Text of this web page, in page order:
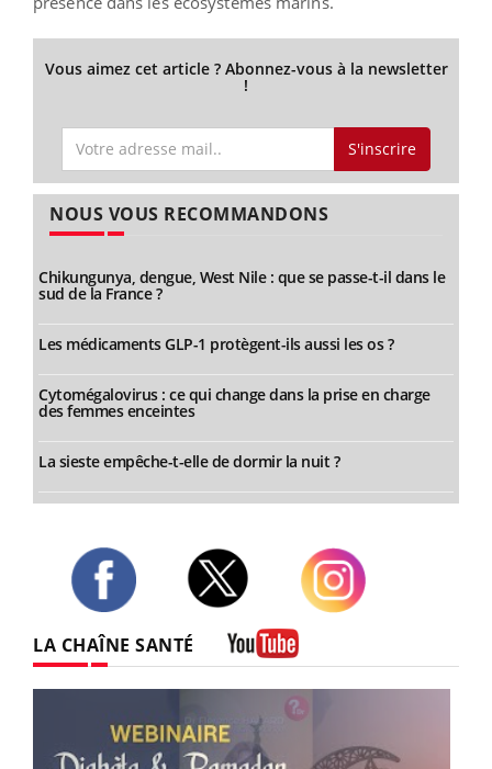
Vous aimez cet article ? Abonnez-vous à la newsletter
!
S'inscrire
NOUS VOUS RECOMMANDONS
Chikungunya, dengue, West Nile : que se passe-t-il dans le
sud de la France ?
Les médicaments GLP-1 protègent-ils aussi les os ?
Cytomégalovirus : ce qui change dans la prise en charge
des femmes enceintes
La sieste empêche-t-elle de dormir la nuit ?